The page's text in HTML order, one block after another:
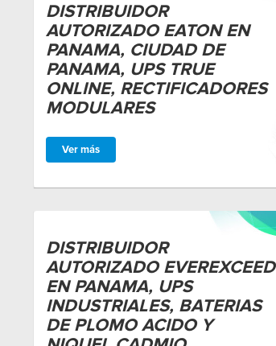
DISTRIBUIDOR
AUTORIZADO EATON EN
PANAMA, CIUDAD DE
PANAMA, UPS TRUE
ONLINE, RECTIFICADORES
MODULARES
Ver más
DISTRIBUIDOR
AUTORIZADO EVEREXCEED
EN PANAMA, UPS
INDUSTRIALES, BATERIAS
DE PLOMO ACIDO Y